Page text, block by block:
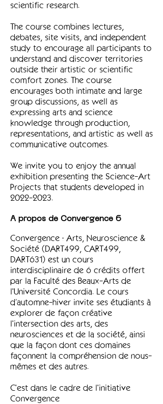
scientific research.
The course combines lectures,
debates, site visits, and independent
study to encourage all participants to
understand and discover territories
outside their artistic or scientific
comfort zones. The course
encourages both intimate and large
group discussions, as well as
expressing arts and science
knowledge through production,
representations, and artistic as well as
communicative outcomes.
We invite you to enjoy the annual
exhibition presenting the Science-Art
Projects that students developed in
2022-2023.
A propos de Convergence 6
Convergence : Arts, Neuroscience &
Société (DART499, CART499,
DART631) est un cours
interdisciplinaire de 6 crédits offert
par la Faculté des Beaux-Arts de
l'Université Concordia. Le cours
d’automne-hiver invite ses étudiants à
explorer de façon créative
l'intersection des arts, des
neurosciences et de la société, ainsi
que la façon dont ces domaines
façonnent la compréhension de nous-
mêmes et des autres.
C'est dans le cadre de l'initiative
Convergence